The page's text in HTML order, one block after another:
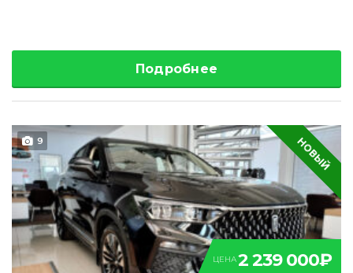
Подробнее
9 НОВЫЙ
ЦЕНА2 239 000₽